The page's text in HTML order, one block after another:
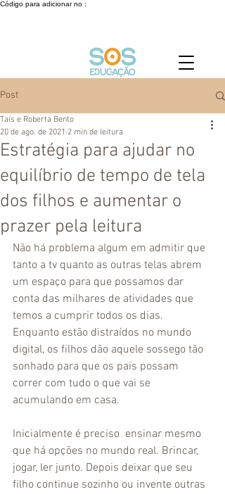
Código para adicionar no :
Post
Estratégia para ajudar no
equilíbrio de tempo de tela
dos filhos e aumentar o
prazer pela leitura
Taís e Roberta Bento
20 de ago. de 2021 2 min de leitura
Não há problema algum em admitir que
tanto a tv quanto as outras telas abrem
um espaço para que possamos dar
conta das milhares de atividades que
temos a cumprir todos os dias.
Enquanto estão distraídos no mundo
digital, os filhos dão aquele sossego tão
sonhado para que os pais possam
correr com tudo o que vai se
acumulando em casa.
Inicialmente é preciso  ensinar mesmo
que há opções no mundo real. Brincar,
jogar, ler junto. Depois deixar que seu
filho continue sozinho ou invente outras